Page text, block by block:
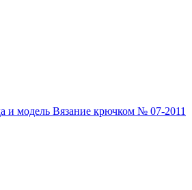
и модель Вязание крючком № 07-2011